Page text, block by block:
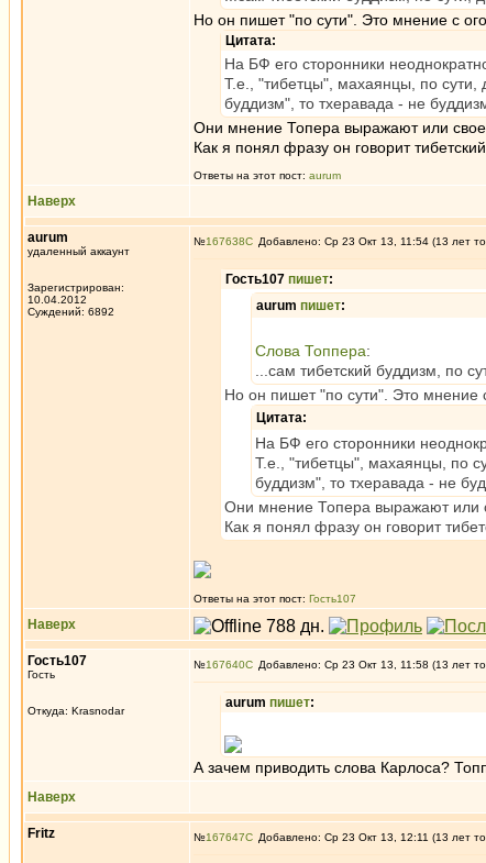
Но он пишет "по сути". Это мнение с
Цитата:
На БФ его сторонники
Т.е., "тибетцы", махаянцы, по сути,
буддизм", то тхеравада - не
Они мнение Топера выражают или
Как я понял фразу он говорит
Ответы на этот пост: aurum
Наверх
aurum
удаленный аккаунт
Зарегистрирован:
10.04.2012
Суждений: 6892
№167638 Добавлено: Ср 23 Окт 13, 11:54 (13 лет
Гость107 пишет:
aurum пишет:
Слова Топпера:
...сам тибетский буддизм, по
Но он пишет "по сути". Это мнение
Цитата:
На БФ его сторонники
Т.е., "тибетцы", махаянцы, по
буддизм", то тхеравада - не
Они мнение Топера выражают или
Как я понял фразу он говорит
Ответы на этот пост: Гость107
Наверх
Гость107
Гость
Откуда: Krasnodar
№167640 Добавлено: Ср 23 Окт 13, 11:58 (13 лет
aurum пишет:
А зачем приводить слова Карлоса?
Наверх
Fritz №167647 Добавлено: Ср 23 Окт 13, 12:11 (13 лет